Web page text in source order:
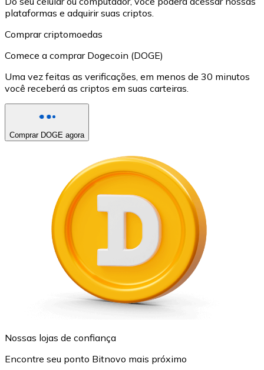
plataformas e adquirir suas criptos.
Comprar criptomoedas
Comece a comprar Dogecoin (DOGE)
Uma vez feitas as verificações, em menos de 30 minutos
você receberá as criptos em suas carteiras.
Comprar DOGE agora
Nossas lojas de confiança
Encontre seu ponto Bitnovo mais próximo